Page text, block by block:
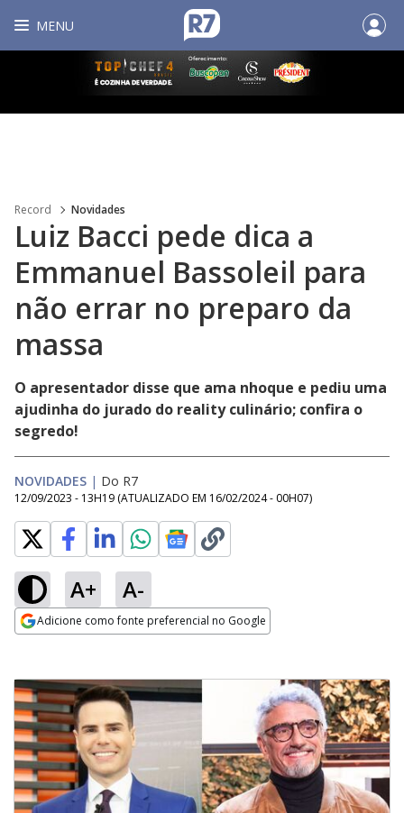
MENU
Record Novidades
Luiz Bacci pede dica a
Emmanuel Bassoleil para
não errar no preparo da
massa
O apresentador disse que ama nhoque e pediu uma
ajudinha do jurado do reality culinário; confira o
segredo!
NOVIDADES | Do R7
12/09/2023 - 13H19 (ATUALIZADO EM 16/02/2024 - 00H07)
A+ A-
Adicione como fonte preferencial no Google